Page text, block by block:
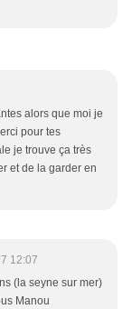
alors que moi je
pour tes
je trouve ça très
et de la garder en
12:07
(la seyne sur mer)
Manou